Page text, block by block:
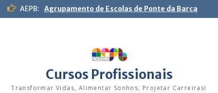
AEPB: Agrupamento de Escolas de Ponte da Barca
Cursos Profissionais
Transformar Vidas, Alimentar Sonhos, Projetar Carreiras!